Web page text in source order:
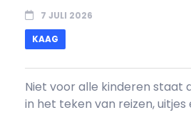
7 JULI 2026
KAAG
Niet voor alle kinderen staat
in het teken van reizen, uitjes